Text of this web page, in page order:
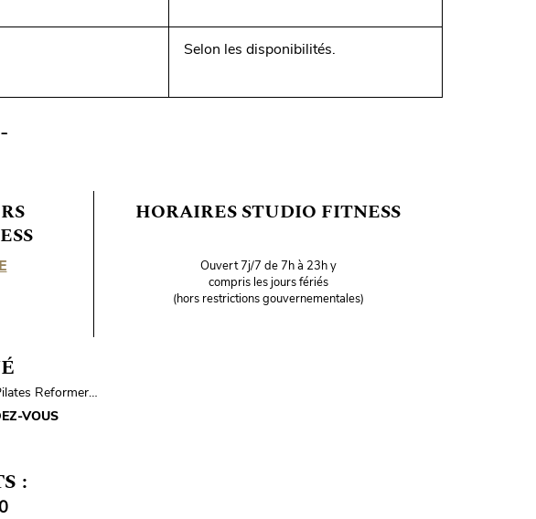
Selon les disponibilités.
HORAIRES STUDIO FITNESS
Ouvert 7j/7 de 7h à 23h y
compris les jours fériés
(hors restrictions gouvernementales)
Reformer…
VOUS
: